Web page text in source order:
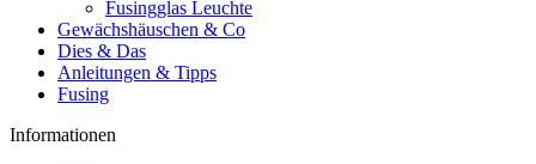
Fusingglas Leuchte
Gewächshäuschen & Co
Dies & Das
Anleitungen & Tipps
Fusing
Informationen